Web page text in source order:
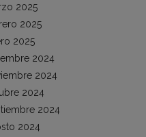
2025
2025
2025
2024
2024
2024
2024
2024